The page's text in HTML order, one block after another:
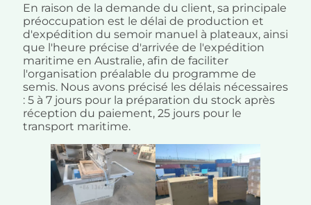
En raison de la demande du client, sa principale
préoccupation est le délai de production et
d'expédition du semoir manuel à plateaux, ainsi
que l'heure précise d'arrivée de l'expédition
maritime en Australie, afin de faciliter
l'organisation préalable du programme de
semis. Nous avons précisé les délais nécessaires
: 5 à 7 jours pour la préparation du stock après
réception du paiement, 25 jours pour le
transport maritime.